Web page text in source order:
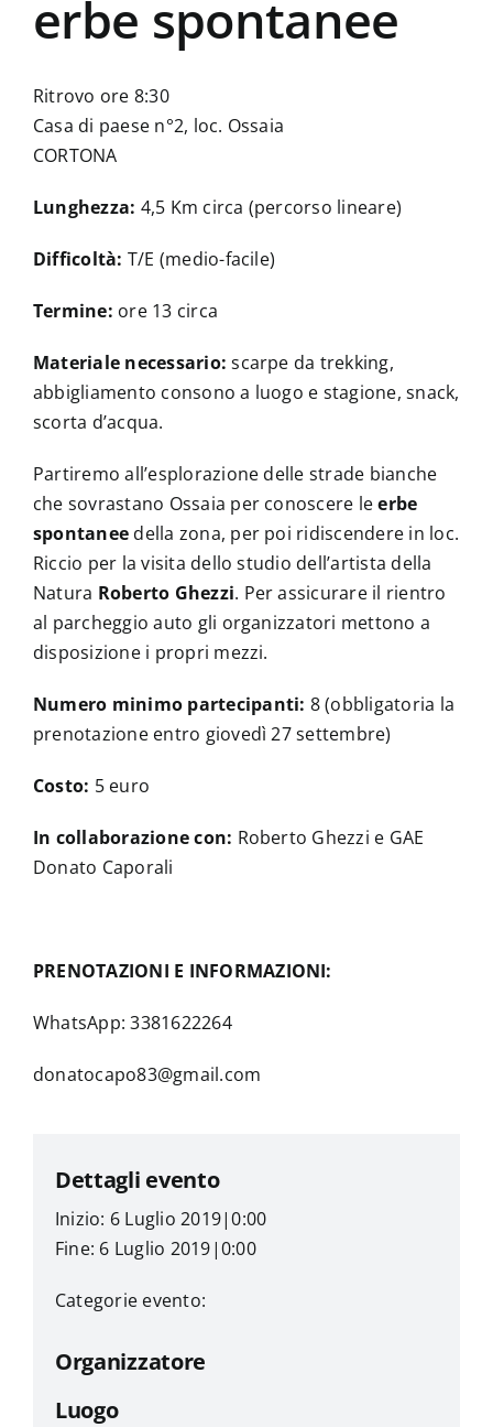
erbe spontanee
Ritrovo ore 8:30
Casa di paese n°2, loc. Ossaia
CORTONA
Lunghezza: 4,5 Km circa (percorso lineare)
Difficoltà: T/E (medio-facile)
Termine: ore 13 circa
Materiale necessario: scarpe da trekking,
abbigliamento consono a luogo e stagione, snack,
scorta d’acqua.
Partiremo all’esplorazione delle strade bianche
che sovrastano Ossaia per conoscere leerbe
spontanee della zona, per poi ridiscendere in loc.
Riccio per la visita dello studio dell’artista della
Natura Roberto Ghezzi. Per assicurare il rientro
al parcheggio auto gli organizzatori mettono a
disposizione i propri mezzi.
Numero minimo partecipanti: 8 (obbligatoria la
prenotazione entro giovedì 27 settembre)
Costo: 5 euro
In collaborazione con: Roberto Ghezzi e GAE
Donato Caporali
PRENOTAZIONI E INFORMAZIONI:
WhatsApp: 3381622264
donatocapo83@gmail.com
Dettagli evento
Inizio: 6 Luglio 2019|0:00
Fine: 6 Luglio 2019|0:00
Categorie evento:
Organizzatore
Luogo